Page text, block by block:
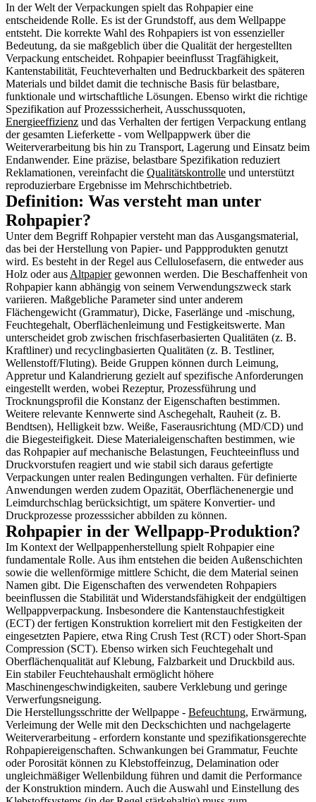
In der Welt der Verpackungen spielt das Rohpapier eine
entscheidende Rolle. Es ist der Grundstoff, aus dem Wellpappe
entsteht. Die korrekte Wahl des Rohpapiers ist von essenzieller
Bedeutung, da sie maßgeblich über die Qualität der hergestellten
Verpackung entscheidet. Rohpapier beeinflusst Tragfähigkeit,
Kantenstabilität, Feuchteverhalten und Bedruckbarkeit des späteren
Materials und bildet damit die technische Basis für belastbare,
funktionale und wirtschaftliche Lösungen. Ebenso wirkt die richtige
Spezifikation auf Prozesssicherheit, Ausschussquoten,
Energieeffizienz und das Verhalten der fertigen Verpackung entlang
der gesamten Lieferkette - vom Wellpappwerk über die
Weiterverarbeitung bis hin zu Transport, Lagerung und Einsatz beim
Endanwender. Eine präzise, belastbare Spezifikation reduziert
Reklamationen, vereinfacht die Qualitätskontrolle und unterstützt
reproduzierbare Ergebnisse im Mehrschichtbetrieb.
Definition: Was versteht man unter
Rohpapier?
Unter dem Begriff Rohpapier versteht man das Ausgangsmaterial,
das bei der Herstellung von Papier- und Pappprodukten genutzt
wird. Es besteht in der Regel aus Cellulosefasern, die entweder aus
Holz oder aus Altpapiergewonnen werden. Die Beschaffenheit von
Rohpapier kann abhängig von seinem Verwendungszweck stark
variieren. Maßgebliche Parameter sind unter anderem
Flächengewicht (Grammatur), Dicke, Faserlänge und -mischung,
Feuchtegehalt, Oberflächenleimung und Festigkeitswerte. Man
unterscheidet grob zwischen frischfaserbasierten Qualitäten (z. B.
Kraftliner) und recyclingbasierten Qualitäten (z. B. Testliner,
Wellenstoff/Fluting). Beide Gruppen können durch Leimung,
Appretur und Kalandrierung gezielt auf spezifische Anforderungen
eingestellt werden, wobei Rezeptur, Prozessführung und
Trocknungsprofil die Konstanz der Eigenschaften bestimmen.
Weitere relevante Kennwerte sind Aschegehalt, Rauheit (z. B.
Bendtsen), Helligkeit bzw. Weiße, Faserausrichtung (MD/CD) und
die Biegesteifigkeit. Diese Materialeigenschaften bestimmen, wie
das Rohpapier auf mechanische Belastungen, Feuchteeinfluss und
Druckvorstufen reagiert und wie stabil sich daraus gefertigte
Verpackungen unter realen Bedingungen verhalten. Für definierte
Anwendungen werden zudem Opazität, Oberflächenenergie und
Leimdurchschlag berücksichtigt, um spätere Konvertier- und
Druckprozesse prozesssicher abbilden zu können.
Rohpapier in der Wellpapp-Produktion?
Im Kontext der Wellpappenherstellung spielt Rohpapier eine
fundamentale Rolle. Aus ihm entstehen die beiden Außenschichten
sowie die wellenförmige mittlere Schicht, die dem Material seinen
Namen gibt. Die Eigenschaften des verwendeten Rohpapiers
beeinflussen die Stabilität und Widerstandsfähigkeit der endgültigen
Wellpappverpackung. Insbesondere die Kantenstauchfestigkeit
(ECT) der fertigen Konstruktion korreliert mit den Festigkeiten der
eingesetzten Papiere, etwa Ring Crush Test (RCT) oder Short-Span
Compression (SCT). Ebenso wirken sich Feuchtegehalt und
Oberflächenqualität auf Klebung, Falzbarkeit und Druckbild aus.
Ein stabiler Feuchtehaushalt ermöglicht höhere
Maschinengeschwindigkeiten, saubere Verklebung und geringe
Verwerfungsneigung.
Die Herstellungsschritte der Wellpappe - Befeuchtung, Erwärmung,
Verleimung der Welle mit den Deckschichten und nachgelagerte
Weiterverarbeitung - erfordern konstante und spezifikationsgerechte
Rohpapiereigenschaften. Schwankungen bei Grammatur, Feuchte
oder Porosität können zu Klebstoffeinzug, Delamination oder
ungleichmäßiger Wellenbildung führen und damit die Performance
der Konstruktion mindern. Auch die Auswahl und Einstellung des